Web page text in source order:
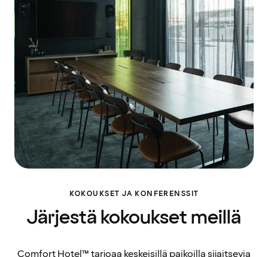
KOKOUKSET JA KONFERENSSIT
Järjestä kokoukset meillä
Comfort Hotel™ tarjoaa keskeisillä paikoilla sijaitsevia